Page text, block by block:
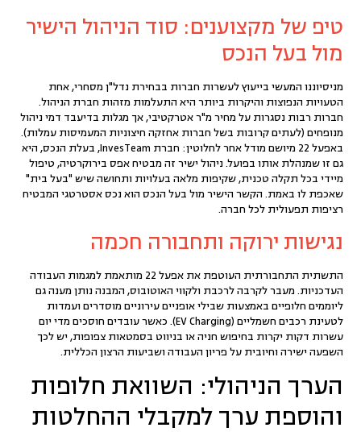
טיפ של מקצוענים: סוד הניהול הישיר
מול בעל הנכס
מניסיוננו המעשי בייעוץ לעשרות חברות בבחירת נדל"ן מסחרי, אחת
הטעויות הנפוצות והיקרות ביותר היא התעלמות מזהות חברת הניהול.
חברות רבות נסגרות על מחיר מ"ר אטרקטיבי, אך מגלות בדיעבד דמי ניהול
מנופחים (לעתים קרובות בשל חברות אחזקה חיצוניות המעמיסות עמלות).
באפעל 22 מיושם מודל אחר לחלוטין:
חברת InvesTeam
, בעלת הנכס, היא
גם זו שמנהלת אותו בפועל. ניהול ישיר זה מבטיח אפס בירוקרטיה, טיפול
מיידי בכל תקלה טכנית, שקיפות מלאה בעלויות ותחושה שיש "בעל בית"
שאכפת לו באמת. הקשר הישיר מול בעל הנכס הוא נכס אסטרטגי המבטיח
רציפות תפעולית לכל חברה.
נגישות ירוקה ותחבורה חכמה
התשתית התחבורתית העוטפת את אפעל 22 מותאמת למגמות העבודה
העדכניות. מעבר לקרבה לרכבת ולקווי האוטובוס, המבנה נותן מענה גם
ליוממים חלופיים באמצעות שבילי אופניים עירוניים מוסדרים ועמדות
לטעינת רכבים חשמליים (EV Charging). כאשר עובדים חוסכים מדי יום
עשרות דקות יקרות בחיפוש חניה או בניווט בסמטאות צפופות, יש לכך
השפעה ישירה וחיובית על פריון העבודה ושביעות הרצון הכללית.
הערך הניהולי: השוואת חלופות
והוספת ערך למקבלי ההחלטות